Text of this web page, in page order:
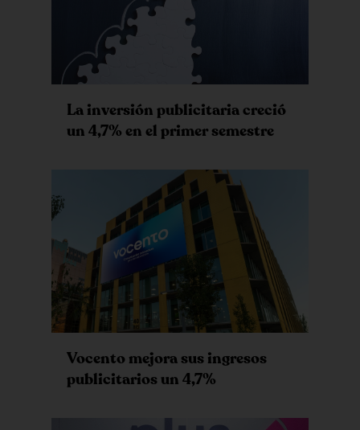
La inversión publicitaria creció
un 4,7% en el primer semestre
Vocento mejora sus ingresos
publicitarios un 4,7%